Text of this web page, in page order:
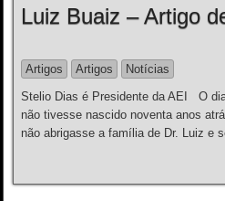
Luiz Buaiz – Artigo
Artigos
Artigos
Notícias
Stelio Dias é Presidente da AEI O
não tivesse nascido noventa anos
não abrigasse a família de Dr. Luiz e